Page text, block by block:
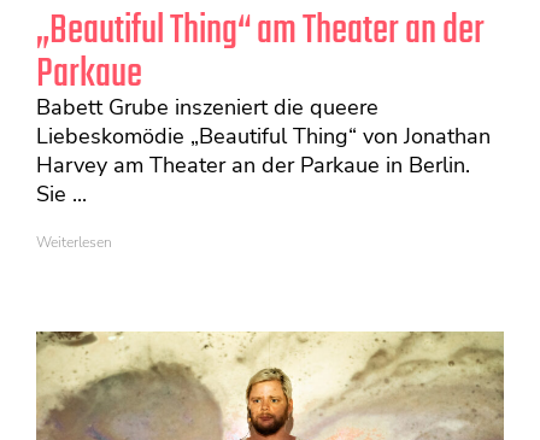
„Beautiful Thing“ am Theater an der
Parkaue
Babett Grube inszeniert die queere
Liebeskomödie „Beautiful Thing“ von Jonathan
Harvey am Theater an der Parkaue in Berlin.
Sie ...
Weiterlesen